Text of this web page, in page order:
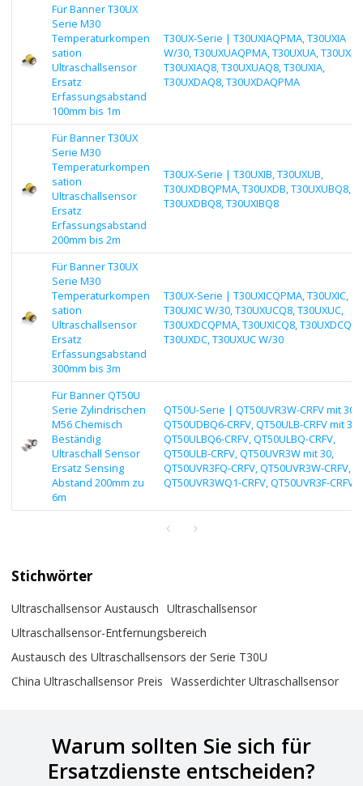
Für Banner T30UX
Serie M30
Temperaturkompen
sation
Ultraschallsensor
Ersatz
Erfassungsabstand
100mm bis 1m
T30UX-Serie | T30UXIAQPMA, T30UXIA
W/30, T30UXUAQPMA, T30UXUA,
T30UXIAQ8, T30UXUAQ8, T30UXIA,
T30UXDAQ8, T30UXDAQPMA
Für Banner T30UX
Serie M30
Temperaturkompen
sation
Ultraschallsensor
Ersatz
Erfassungsabstand
200mm bis 2m
T30UX-Serie | T30UXIB, T30UXUB,
T30UXDBQPMA, T30UXDB, T30UXUBQ8,
T30UXDBQ8, T30UXIBQ8
Für Banner T30UX
Serie M30
Temperaturkompen
sation
Ultraschallsensor
Ersatz
Erfassungsabstand
300mm bis 3m
T30UX-Serie | T30UXICQPMA, T30UXIC,
T30UXIC W/30, T30UXUCQ8, T30UXUC,
T30UXDCQPMA, T30UXICQ8, T30UXDCQ8,
T30UXDC, T30UXUC W/30
Für Banner QT50U
Serie Zylindrischen
M56 Chemisch
Beständig
Ultraschall Sensor
Ersatz Sensing
Abstand 200mm zu
6m
QT50U-Serie | QT50UVR3W-CRFV mit 30,
QT50UDBQ6-CRFV, QT50ULB-CRFV mit 30,
QT50ULBQ6-CRFV, QT50ULBQ-CRFV,
QT50ULB-CRFV, QT50UVR3W mit 30,
QT50UVR3FQ-CRFV, QT50UVR3W-CRFV,
QT50UVR3WQ1-CRFV, QT50UVR3F-CRFV
Stichwörter
Ultraschallsensor Austausch
Ultraschallsensor
Ultraschallsensor-Entfernungsbereich
Austausch des Ultraschallsensors der Serie T30U
China Ultraschallsensor Preis
Wasserdichter Ultraschallsensor
Warum sollten Sie sich für
Ersatzdienste entscheiden?